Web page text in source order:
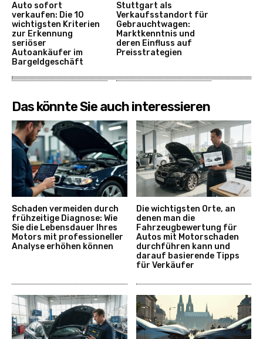
Auto sofort
verkaufen: Die 10
wichtigsten Kriterien
zur Erkennung
seriöser
Autoankäufer im
Bargeldgeschäft
Stuttgart als
Verkaufsstandort für
Gebrauchtwagen:
Marktkenntnis und
deren Einfluss auf
Preisstrategien
Das könnte Sie auch interessieren
Schaden vermeiden durch
frühzeitige Diagnose: Wie
Sie die Lebensdauer Ihres
Motors mit professioneller
Analyse erhöhen können
Die wichtigsten Orte, an
denen man die
Fahrzeugbewertung für
Autos mit Motorschaden
durchführen kann und
darauf basierende Tipps
für Verkäufer